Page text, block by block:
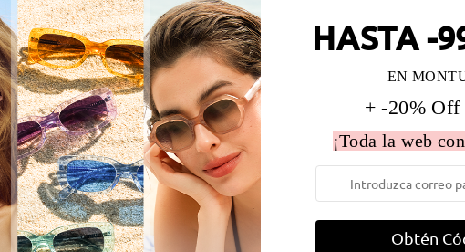
Ancho de la montura: 130 mm (Medio)
Bisagra de resorte: No Material de la montura:
DELIVERY
HASTA -
EN
+ -20% Off
¡Toda la web
Obtén